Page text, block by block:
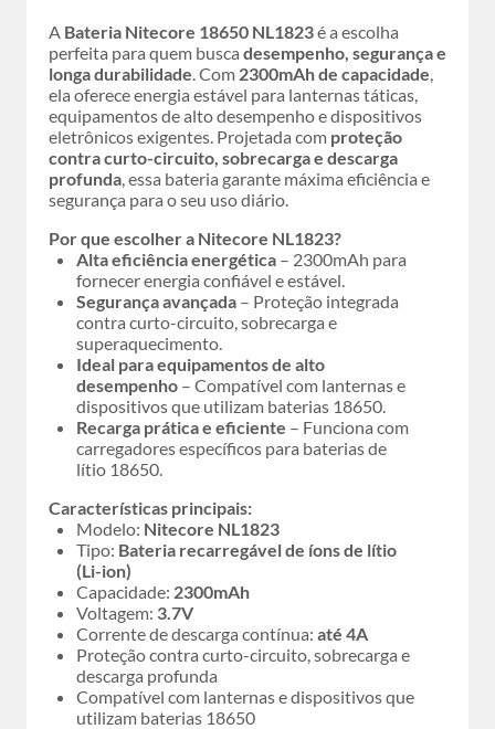
A Bateria Nitecore 18650 NL1823é a escolha
perfeita para quem busca desempenho, segurança e
longa durabilidade. Com 2300mAh de capacidade,
ela oferece energia estável para lanternas táticas,
equipamentos de alto desempenho e dispositivos
eletrônicos exigentes. Projetada com proteção
contra curto-circuito, sobrecarga e descarga
profunda, essa bateria garante máxima eficiência e
segurança para o seu uso diário.
Por que escolher a Nitecore NL1823?
Alta eficiência energética – 2300mAh para
fornecer energia confiável e estável.
Segurança avançada – Proteção integrada
contra curto-circuito, sobrecarga e
superaquecimento.
Ideal para equipamentos de alto
desempenho – Compatível com lanternas e
dispositivos que utilizam baterias 18650.
Recarga prática e eficiente – Funciona com
carregadores específicos para baterias de
lítio 18650.
Características principais:
Modelo: Nitecore NL1823
Tipo: Bateria recarregável de íons de lítio
(Li-ion)
Capacidade: 2300mAh
Voltagem: 3.7V
Corrente de descarga contínua: até 4A
Proteção contra curto-circuito, sobrecarga e
descarga profunda
Compatível com lanternas e dispositivos que
utilizam baterias 18650